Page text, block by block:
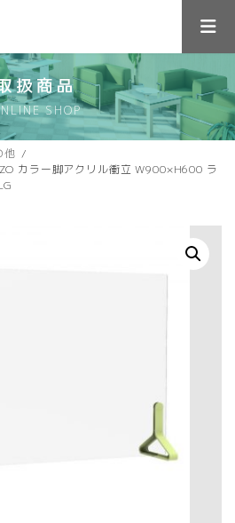
扱商品
SHOP
他
カラー脚アクリル衝立 W900×H600 ラ